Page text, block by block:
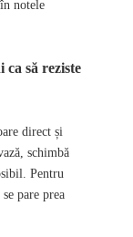
notele
să reziste
direct și
schimbă
Pentru
pare prea